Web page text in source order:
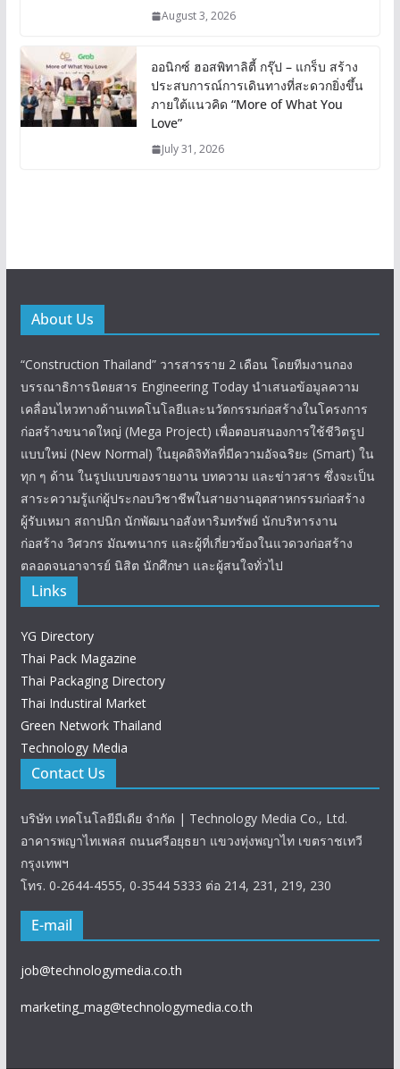
August 3, 2026
ออนิกซ์ ฮอสพิทาลิตี้ กรุ๊ป – แกร็บ สร้าง
ประสบการณ์การเดินทางที่สะดวกยิ่งขึ้น
ภายใต้แนวคิด “More of What You
Love”
July 31, 2026
About Us
“Construction Thailand” วารสารราย 2 เดือน โดยทีมงานกอง
บรรณาธิการนิตยสาร Engineering Today นำเสนอข้อมูลความ
เคลื่อนไหวทางด้านเทคโนโลยีและนวัตกรรมก่อสร้างในโครงการ
ก่อสร้างขนาดใหญ่ (Mega Project) เพื่อตอบสนองการใช้ชีวิตรูป
แบบใหม่ (New Normal) ในยุคดิจิทัลที่มีความอัจฉริยะ (Smart) ใน
ทุก ๆ ด้าน ในรูปแบบของรายงาน บทความ และข่าวสาร ซึ่งจะเป็น
สาระความรู้แก่ผู้ประกอบวิชาชีพในสายงานอุตสาหกรรมก่อสร้าง
ผู้รับเหมา สถาปนิก นักพัฒนาอสังหาริมทรัพย์ นักบริหารงาน
ก่อสร้าง วิศวกร มัณฑนากร และผู้ที่เกี่ยวข้องในแวดวงก่อสร้าง
ตลอดจนอาจารย์ นิสิต นักศึกษา และผู้สนใจทั่วไป
Links
YG Directory
Thai Pack Magazine
Thai Packaging Directory
Thai Industiral Market
Green Network Thailand
Technology Media
Contact Us
บริษัท เทคโนโลยีมีเดีย จำกัด | Technology Media Co., Ltd.
อาคารพญาไทเพลส ถนนศรีอยุธยา แขวงทุ่งพญาไท เขตราชเทวี
กรุงเทพฯ
โทร. 0-2644-4555, 0-3544 5333 ต่อ 214, 231, 219, 230
E-mail
job@technologymedia.co.th
marketing_mag@technologymedia.co.th